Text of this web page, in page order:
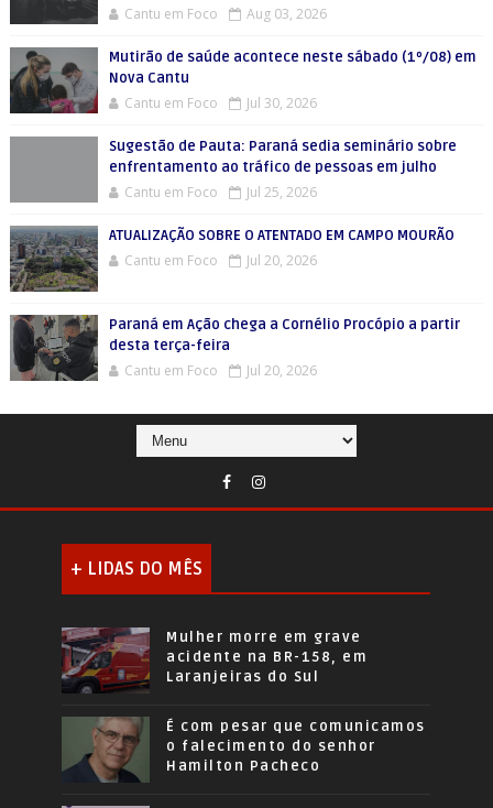
Cantu em Foco Aug 03, 2026
Mutirão de saúde acontece neste sábado (1º/08) em
Nova Cantu
Cantu em Foco Jul 30, 2026
Sugestão de Pauta: Paraná sedia seminário sobre
enfrentamento ao tráfico de pessoas em julho
Cantu em Foco Jul 25, 2026
ATUALIZAÇÃO SOBRE O ATENTADO EM CAMPO MOURÃO
Cantu em Foco Jul 20, 2026
Paraná em Ação chega a Cornélio Procópio a partir
desta terça-feira
Cantu em Foco Jul 20, 2026
+ LIDAS DO MÊS
Mulher morre em grave
acidente na BR-158, em
Laranjeiras do Sul
É com pesar que comunicamos
o falecimento do senhor
Hamilton Pacheco